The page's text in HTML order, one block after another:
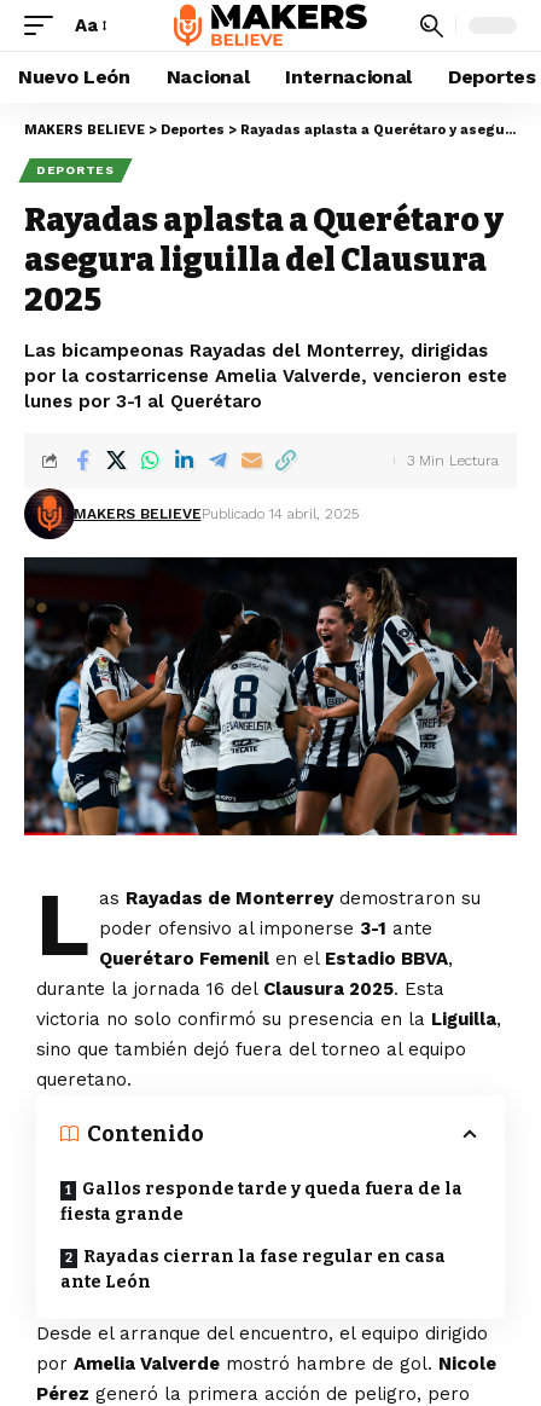
Aa
Nuevo León Nacional Internacional Deportes
MAKERS BELIEVE > Deportes > Rayadas aplasta a Querétaro y asegura liguilla del Clausura 2025
DEPORTES
Rayadas aplasta a Querétaro y
asegura liguilla del Clausura
2025
Las bicampeonas Rayadas del Monterrey, dirigidas
por la costarricense Amelia Valverde, vencieron este
lunes por 3-1 al Querétaro
MAKERS BELIEVEPublicado 14 abril, 2025
3 Min Lectura
L as Rayadas de Monterreydemostraron su
poder ofensivo al imponerse 3-1 ante
Querétaro Femenilen el Estadio BBVA,
durante la jornada 16 del Clausura 2025. Esta
victoria no solo confirmó su presencia en la Liguilla,
sino que también dejó fuera del torneo al equipo
queretano.
Contenido
Gallos responde tarde y queda fuera de la
fiesta grande
Rayadas cierran la fase regular en casa
ante León
Desde el arranque del encuentro, el equipo dirigido
por Amelia Valverde mostró hambre de gol. Nicole
Pérez generó la primera acción de peligro, pero